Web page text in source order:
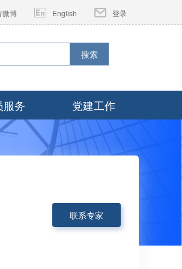
微博 English 登录
搜索
服务 党建工作
联系专家